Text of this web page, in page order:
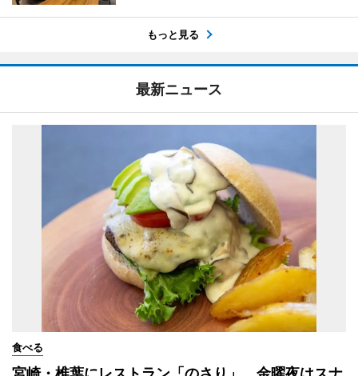
もっと見る
最新ニュース
食べる